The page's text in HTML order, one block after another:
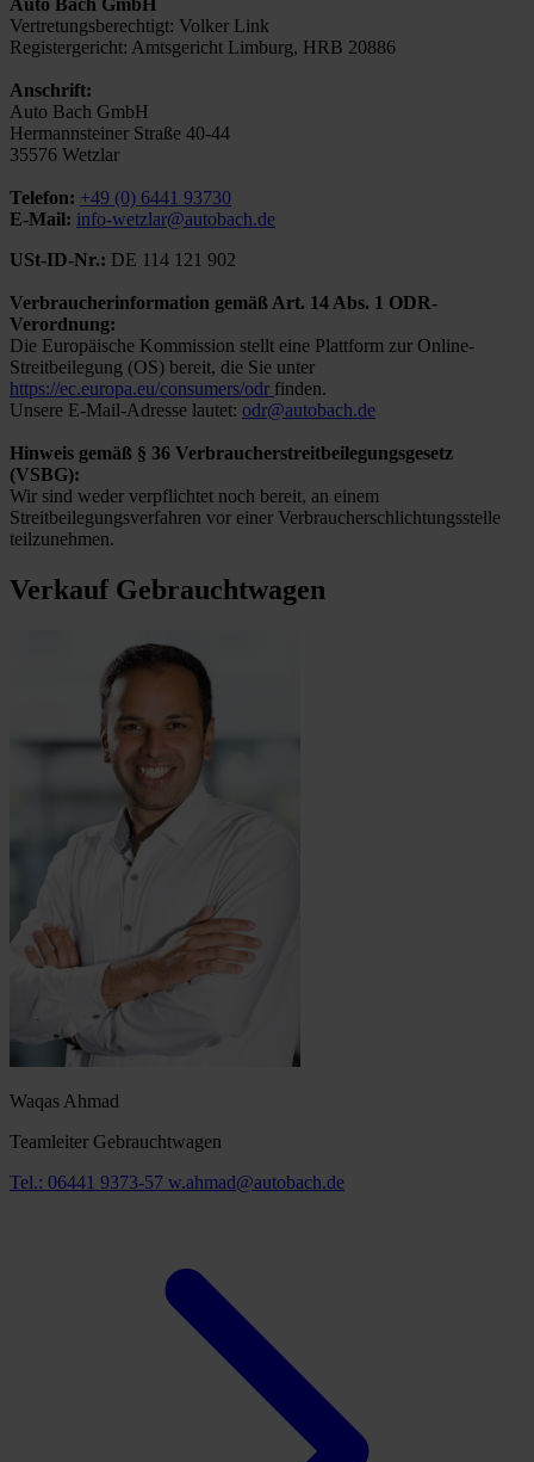
Auto Bach GmbH
Vertretungsberechtigt: Volker Link
Registergericht: Amtsgericht Limburg, HRB 20886
Anschrift:
Auto Bach GmbH
Hermannsteiner Straße 40-44
35576 Wetzlar
Telefon: +49 (0) 6441 93730
E-Mail: info-wetzlar@autobach.de
USt-ID-Nr.: DE 114 121 902
Verbraucherinformation gemäß Art. 14 Abs. 1 ODR-
Verordnung:
Die Europäische Kommission stellt eine Plattform zur Online-
Streitbeilegung (OS) bereit, die Sie unter
https://ec.europa.eu/consumers/odr finden.
Unsere E-Mail-Adresse lautet: odr@autobach.de
Hinweis gemäß § 36 Verbraucherstreitbeilegungsgesetz
(VSBG):
Wir sind weder verpflichtet noch bereit, an einem
Streitbeilegungsverfahren vor einer Verbraucherschlichtungsstelle
teilzunehmen.
Verkauf Gebrauchtwagen
Waqas Ahmad
Teamleiter Gebrauchtwagen
Tel.: 06441 9373-57 w.ahmad@autobach.de